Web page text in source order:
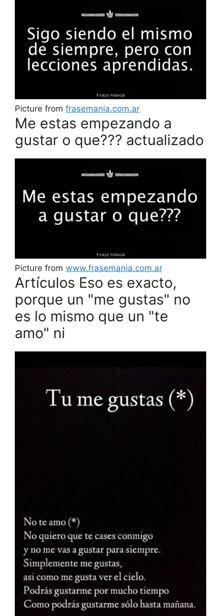
Picture from frasemania.com.ar
Me estas empezando a
gustar o que??? actualizado
Picture from www.frasemania.com.ar
Artículos Eso es exacto,
porque un "me gustas" no
es lo mismo que un "te
amo" ni